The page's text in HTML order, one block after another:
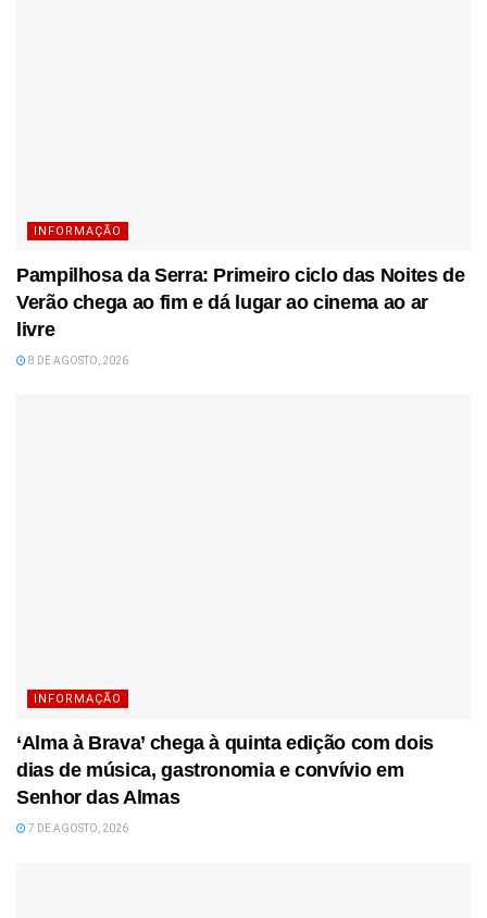
INFORMAÇÃO
Pampilhosa da Serra: Primeiro ciclo das Noites de
Verão chega ao fim e dá lugar ao cinema ao ar
livre
8 DE AGOSTO, 2026
INFORMAÇÃO
‘Alma à Brava’ chega à quinta edição com dois
dias de música, gastronomia e convívio em
Senhor das Almas
7 DE AGOSTO, 2026